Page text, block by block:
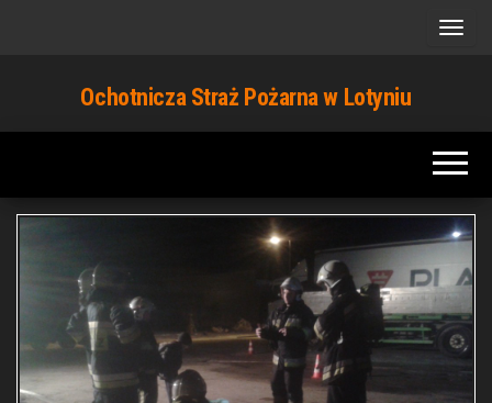
Ochotnicza Straż Pożarna w Lotyniu